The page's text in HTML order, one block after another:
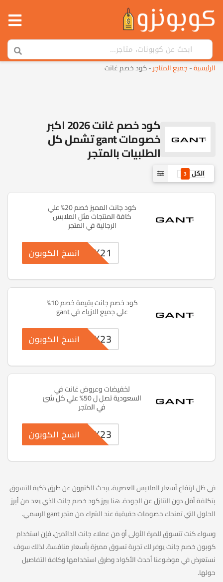
الرئيسية-جميع المتاجر-كود خصم غانت
كود خصم غانت 2026 اكبر
خصومات gant تشمل كل
الطلبيات بالمتجر
الكل 3
كود جانت المميز خصم 20% علي
كافة المنتجات مثل الملابس
الرجالية في المتجر
CX21 انسخ الكوبون
كود خصم جانت بقيمة خصم 10%
علي جميع الازياء في gant
CX23 انسخ الكوبون
تخفيضات وعروض غانت في
السعودية تصل ل 50% علي كل شئ
في المتجر
CX23 انسخ الكوبون
في ظل ارتفاع أسعار الملابس العصرية، يبحث الكثيرون عن طرق ذكية للتسوق
بتكلفة أقل دون التنازل عن الجودة. هنا يبرز كود خصم جانت الذي يعد من أبرز
الحلول التي تمنحك خصومات حقيقية عند الشراء من متجر gant الرسمي.
وسواء كنت تتسوق للمرة الأولى أو من عملاء جانت الدائمين، فإن استخدام
كوبون خصم جانت يوفر لك تجربة تسوق مميزة بأسعار منافسة. لذلك سوف
نستعرض في موضوعنا أحدث الأكواد وطرق استخدامها وكافة التفاصيل
حولها.